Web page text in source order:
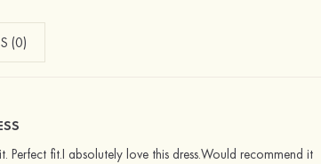
(0)
Perfect fit.I absolutely love this dress.Would recommend it